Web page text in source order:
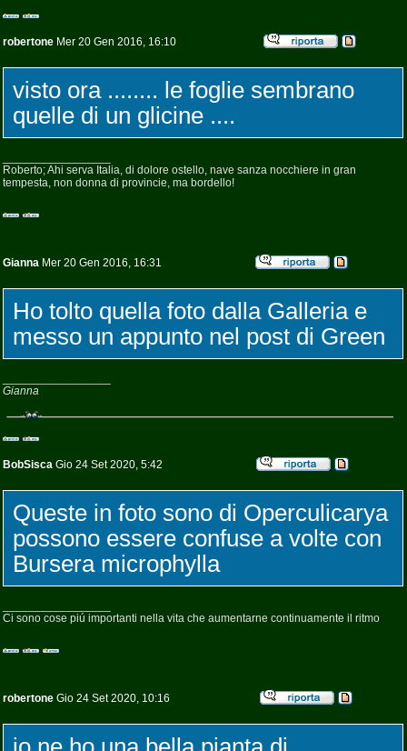
robertone Mer 20 Gen 2016, 16:10
visto ora ........ le foglie sembrano
quelle di un glicine ....
Roberto; Ahi serva Italia, di dolore ostello, nave sanza nocchiere in gran
tempesta, non donna di provincie, ma bordello!
Gianna Mer 20 Gen 2016, 16:31
Ho tolto quella foto dalla Galleria e
messo un appunto nel post di Green
Gianna
BobSisca Gio 24 Set 2020, 5:42
Queste in foto sono di Operculicarya
possono essere confuse a volte con
Bursera microphylla
Ci sono cose piú importanti nella vita che aumentarne continuamente il ritmo
robertone Gio 24 Set 2020, 10:16